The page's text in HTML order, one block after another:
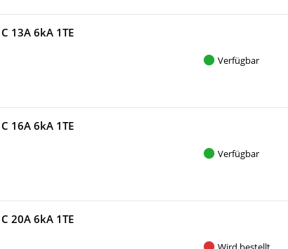
13A 6kA 1TE
Verfügbar
16A 6kA 1TE
Verfügbar
20A 6kA 1TE